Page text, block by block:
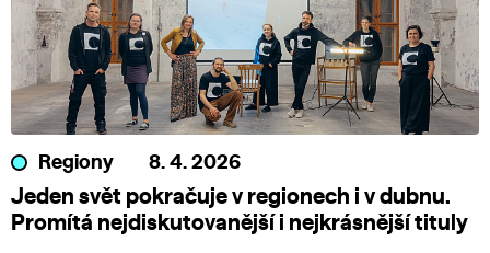
Regiony 8. 4. 2026
Jeden svět pokračuje v regionech i v dubnu.
Promítá nejdiskutovanější i nejkrásnější tituly